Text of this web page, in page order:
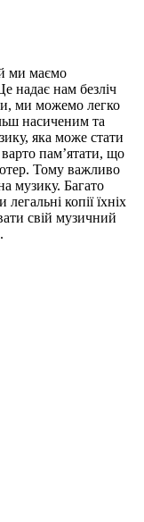
ми маємо
надає нам безліч
ми можемо легко
насиченим та
яка може стати
пам’ятати, що
Тому важливо
музику. Багато
копії їхніх
свій музичний